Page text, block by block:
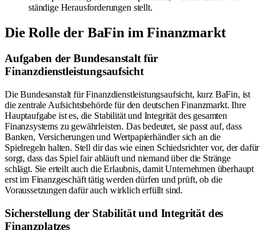
ständige Herausforderungen stellt.
Die Rolle der BaFin im Finanzmarkt
Aufgaben der Bundesanstalt für
Finanzdienstleistungsaufsicht
Die Bundesanstalt für Finanzdienstleistungsaufsicht, kurz BaFin, ist
die zentrale Aufsichtsbehörde für den deutschen Finanzmarkt. Ihre
Hauptaufgabe ist es, die Stabilität und Integrität des gesamten
Finanzsystems zu gewährleisten. Das bedeutet, sie passt auf, dass
Banken, Versicherungen und Wertpapierhändler sich an die
Spielregeln halten. Stell dir das wie einen Schiedsrichter vor, der dafür
sorgt, dass das Spiel fair abläuft und niemand über die Stränge
schlägt. Sie erteilt auch die Erlaubnis, damit Unternehmen überhaupt
erst im Finanzgeschäft tätig werden dürfen und prüft, ob die
Voraussetzungen dafür auch wirklich erfüllt sind.
Sicherstellung der Stabilität und Integrität des
Finanzplatzes